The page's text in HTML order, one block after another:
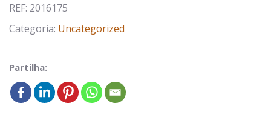
REF: 2016175
Categoria: Uncategorized
Partilha: